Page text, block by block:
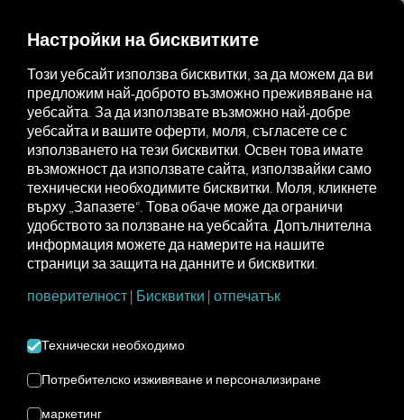
Marketplace Connectors Webfleet Connect
WEBFLEET
СВЪРЖЕТЕ СЕ
Интеграция на външен доставчик
webfleetвъв вашия автомобил? След
това свържете съответните
автомобили директно към
платформата RIO
Настройки на бисквитките
Този уебсайт използва бисквитки, за да можем да ви
предложим най-доброто възможно преживяване на
уебсайта. За да използвате възможно най-добре
уебсайта и вашите оферти, моля, съгласете се с
използването на тези бисквитки. Освен това имате
възможност да използвате сайта, използвайки само
технически необходимите бисквитки. Моля, кликнете
върху „Запазете“. Това обаче може да ограничи
удобството за ползване на уебсайта. Допълнителна
информация можете да намерите на нашите
страници за защита на данните и бисквитки.
поверителност | Бисквитки | отпечатък
Технически необходимо
Потребителско изживяване и персонализиране
маркетинг